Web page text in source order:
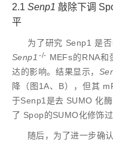
2.1 Senp1 敲除下调
平
为了研究 Senp1 是
Senp1 -/- MEFs的RNA和
达的影响。结果显示，
降（图1A、B），但其
于Senp1是去 SUMO 化
了 Spop的SUMO化修饰过
随后，为了进一步确